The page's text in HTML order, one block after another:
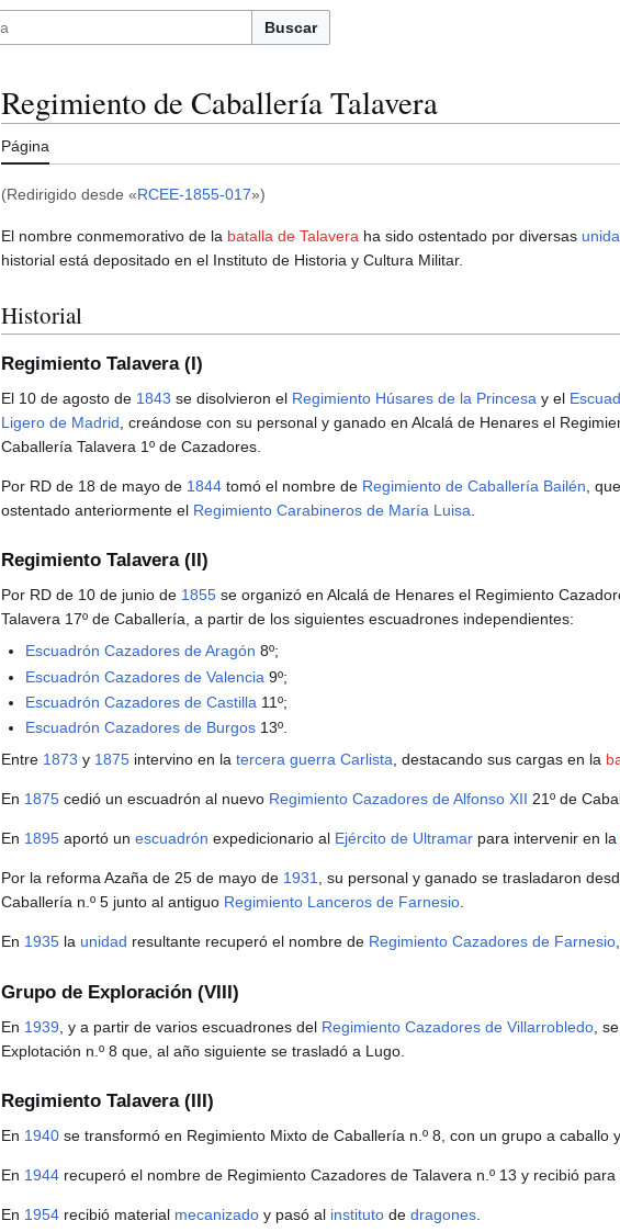
Buscar
Regimiento de Caballería Talavera
Página
(Redirigido desde «RCEE-1855-017»)
El nombre conmemorativo de la batalla de Talavera ha sido ostentado por diversas
historial está depositado en el Instituto de Historia y Cultura Militar.
Historial
Regimiento Talavera (I)
El 10 de agosto de 1843 se disolvieron el Regimiento Húsares de la Princesa y el
Ligero de Madrid , creándose con su personal y ganado en Alcalá de Henares el
Caballería Talavera 1º de Cazadores.
Por RD de 18 de mayo de 1844 tomó el nombre de Regimiento de Caballería Bailén ,
ostentado anteriormente el Regimiento Carabineros de María Luisa
Regimiento Talavera (II)
Por RD de 10 de junio de 1855 se organizó en Alcalá de Henares el Regimiento
Talavera 17º de Caballería, a partir de los siguientes escuadrones independientes:
Escuadrón Cazadores de Aragón 8º;
Escuadrón Cazadores de Valencia 9º;
Escuadrón Cazadores de Castilla 11º;
Escuadrón Cazadores de Burgos 13º.
Entre 1873 y 1875 intervino en la tercera guerra Carlista, destacando sus cargas en la
En 1875 cedió un escuadrón al nuevo Regimiento Cazadores de Alfonso XII 21º de
En 1895 aportó un escuadrón expedicionario al Ejército de Ultramar para intervenir en la
Por la reforma Azaña de 25 de mayo de 1931, su personal y ganado se trasladaron
Caballería n.º 5 junto al antiguo Regimiento Lanceros de Farnesio.
En 1935 la unidad resultante recuperó el nombre de Regimiento Cazadores de Farnesio
Grupo de Exploración (VIII)
En 1939 , y a partir de varios escuadrones del Regimiento Cazadores de Villarrobledo ,
Explotación n.º 8 que, al año siguiente se trasladó a Lugo.
Regimiento Talavera (III)
En 1940 se transformó en Regimiento Mixto de Caballería n.º 8, con un grupo a caballo
En 1944 recuperó el nombre de Regimiento Cazadores de Talavera n.º 13 y recibió
En 1954 recibió material mecanizado y pasó al instituto de dragones